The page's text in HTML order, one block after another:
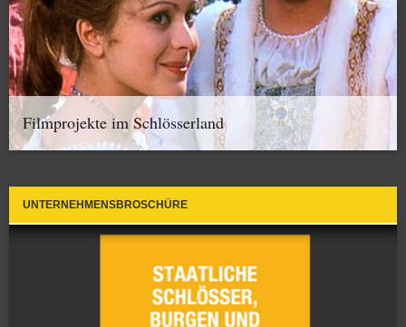
Filmprojekte im Schlösserland
UNTERNEHMENSBROSCHÜRE